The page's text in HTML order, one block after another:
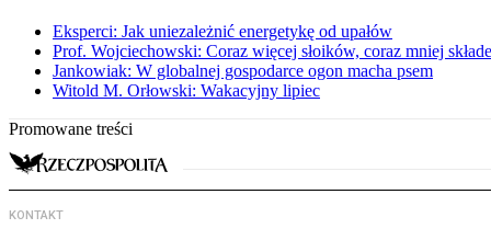
Eksperci: Jak uniezależnić energetykę od upałów
Prof. Wojciechowski: Coraz więcej słoików, coraz mniej
Jankowiak: W globalnej gospodarce ogon macha psem
Witold M. Orłowski: Wakacyjny lipiec
Promowane treści
KONTAKT